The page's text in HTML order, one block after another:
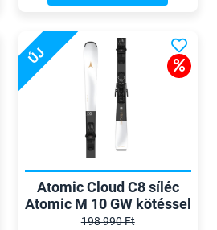
ÚJ
Atomic Cloud C8 síléc
Atomic M 10 GW kötéssel
198 990 Ft